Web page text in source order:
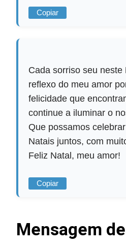
Copiar
Cada sorriso seu neste
reflexo do meu amor
felicidade que
continue a iluminar o
Que possamos
Natais juntos, com
Feliz Natal, meu amor!
Copiar
Mensagem